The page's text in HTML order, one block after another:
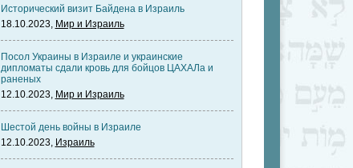
Исторический визит Байдена в Израиль
18.10.2023, Мир и Израиль
Посол Украины в Израиле и украинские
дипломаты сдали кровь для бойцов ЦАХАЛа и
раненых
12.10.2023, Мир и Израиль
Шестой день войны в Израиле
12.10.2023, Израиль